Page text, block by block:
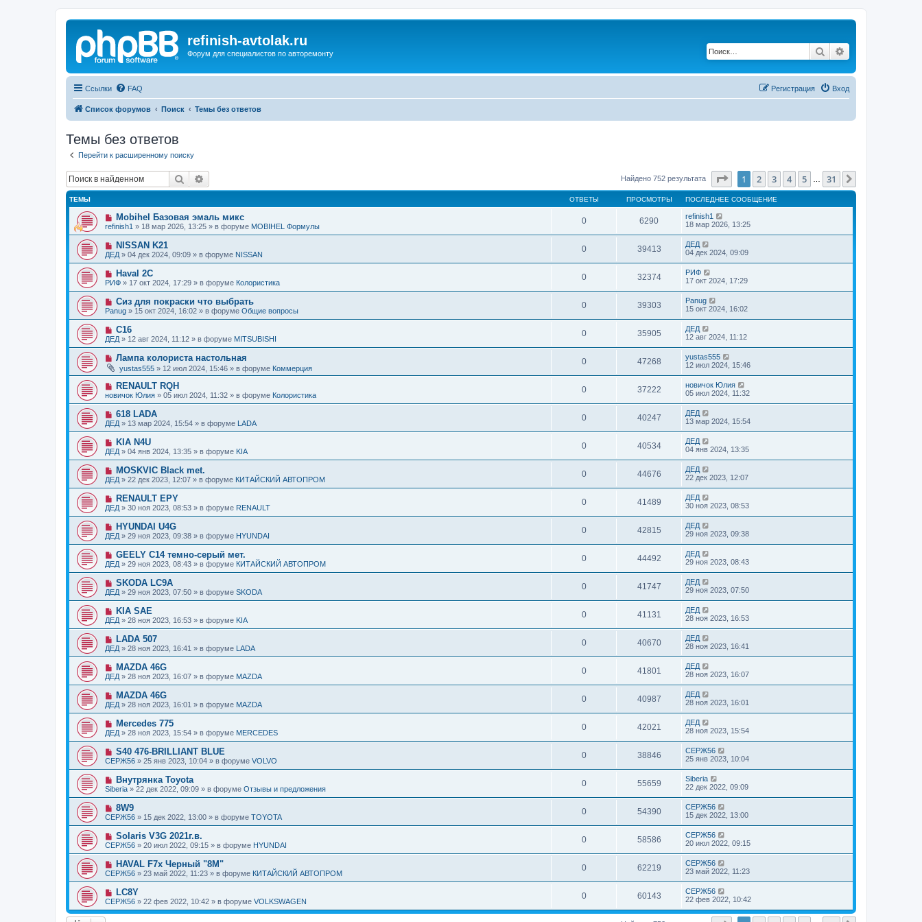
refinish-avtolak.ru
Форум для специалистов по авторемонту Поиск
Ссылки FAQ Вход
Регистрация
Список форумов Поиск Темы без ответов
Темы без ответов
Перейти к расширенному поиску
Поиск Найдено 752 результата Страница1 из 31
1 2 3 4 5 31
ТЕМЫ ОТВЕТЫ ПРОСМОТРЫ ПОСЛЕДНЕЕ СООБЩЕНИЕ
Н
о
в
о
е
с
о
б
щ
е
н
и
е
Mobihel Базовая эмаль микс
refinish1 » 18 мар 2026, 13:25 » в форуме MOBIHEL Формулы
0 6290
refinish1
18 мар 2026, 13:25
Н
о
в
о
е
с
о
о
б
щ
е
н
и
е
NISSAN K21
ДЕД » 04 дек 2024, 09:09 » в форуме NISSAN
0 39413
ДЕД
04 дек 2024, 09:09
Н
о
в
е
с
о
о
б
щ
е
н
и
е
Haval 2C
РИФ » 17 окт 2024, 17:29 » в форуме Колористика
0 32374
РИФ
17 окт 2024, 17:29
Н
о
в
е
с
о
о
б
щ
е
н
и
е
Сиз для покраски что выбрать
Panug » 15 окт 2024, 16:02 » в форуме Общие вопросы
0 39303
Panug
15 окт 2024, 16:02
Н
о
в
е
с
о
б
щ
е
н
и
е
C16
ДЕД » 12 авг 2024, 11:12 » в форуме MITSUBISHI
0 35905
ДЕД
12 авг 2024, 11:12
Н
в
о
е
с
о
о
б
щ
е
н
и
е
Лампа колориста настольная
yustas555 » 12 июл 2024, 15:46 » в форуме Коммерция
0 47268
yustas555
12 июл 2024, 15:46
Н
о
в
е
с
о
б
щ
е
н
и
е
RENAULT RQH
новичок Юлия » 05 июл 2024, 11:32 » в форуме Колористика
0 37222
новичок Юлия
05 июл 2024, 11:32
Н
о
в
о
е
с
о
б
щ
е
н
и
е
618 LADA
ДЕД » 13 мар 2024, 15:54 » в форуме LADA
0 40247
ДЕД
13 мар 2024, 15:54
Н
о
в
о
е
с
о
б
щ
е
н
и
е
KIA N4U
ДЕД » 04 янв 2024, 13:35 » в форуме KIA
0 40534
ДЕД
04 янв 2024, 13:35
Н
о
в
о
е
с
о
б
щ
е
н
и
е
MOSKVIC Black met.
ДЕД » 22 дек 2023, 12:07 » в форуме КИТАЙСКИЙ АВТОПРОМ
0 44676
ДЕД
22 дек 2023, 12:07
Н
о
в
о
е
с
о
о
б
щ
е
н
и
е
RENAULT EPY
ДЕД » 30 ноя 2023, 08:53 » в форуме RENAULT
0 41489
ДЕД
30 ноя 2023, 08:53
Н
о
в
е
с
о
о
б
щ
е
н
и
е
HYUNDAI U4G
ДЕД » 29 ноя 2023, 09:38 » в форуме HYUNDAI
0 42815
ДЕД
29 ноя 2023, 09:38
Н
о
в
о
е
с
о
б
щ
е
н
и
е
GEELY C14 темно-серый мет.
ДЕД » 29 ноя 2023, 08:43 » в форуме КИТАЙСКИЙ АВТОПРОМ
0 44492
ДЕД
29 ноя 2023, 08:43
Н
о
в
о
е
с
о
б
щ
е
н
и
е
SKODA LC9A
ДЕД » 29 ноя 2023, 07:50 » в форуме SKODA
0 41747
ДЕД
29 ноя 2023, 07:50
Н
о
в
о
е
с
о
б
щ
е
н
и
е
KIA SAE
ДЕД » 28 ноя 2023, 16:53 » в форуме KIA
0 41131
ДЕД
28 ноя 2023, 16:53
Н
о
в
о
е
с
о
б
щ
е
н
и
е
LADA 507
ДЕД » 28 ноя 2023, 16:41 » в форуме LADA
0 40670
ДЕД
28 ноя 2023, 16:41
Н
о
в
о
е
с
о
б
щ
е
н
и
е
MAZDA 46G
ДЕД » 28 ноя 2023, 16:07 » в форуме MAZDA
0 41801
ДЕД
28 ноя 2023, 16:07
Н
о
в
о
е
с
о
о
б
щ
е
н
и
е
MAZDA 46G
ДЕД » 28 ноя 2023, 16:01 » в форуме MAZDA
0 40987
ДЕД
28 ноя 2023, 16:01
Н
о
в
о
е
с
о
б
щ
е
н
и
е
Mercedes 775
ДЕД » 28 ноя 2023, 15:54 » в форуме MERCEDES
0 42021
ДЕД
28 ноя 2023, 15:54
Н
о
в
о
е
с
о
о
б
щ
е
н
и
е
S40 476-BRILLIANT BLUE
СЕРЖ56 » 25 янв 2023, 10:04 » в форуме VOLVO
0 38846
СЕРЖ56
25 янв 2023, 10:04
Н
о
в
о
е
с
о
о
б
щ
е
н
и
е
Внутрянка Toyota
Siberia » 22 дек 2022, 09:09 » в форуме Отзывы и предложения
0 55659
Siberia
22 дек 2022, 09:09
Н
о
в
о
е
с
о
б
щ
е
н
и
е
8W9
СЕРЖ56 » 15 дек 2022, 13:00 » в форуме TOYOTA
0 54390
СЕРЖ56
15 дек 2022, 13:00
Н
о
в
о
е
с
о
б
щ
е
Solaris V3G 2021г.в.
СЕРЖ56 » 20 июл 2022, 09:15 » в форуме HYUNDAI
0 58586
СЕРЖ56
20 июл 2022, 09:15
Н
о
в
о
е
с
о
HAVAL F7x Черный "8M"
СЕРЖ56 » 23 май 2022, 11:23 » в форуме КИТАЙСКИЙ АВТОПРОМ
0 62219
СЕРЖ56
23 май 2022, 11:23
Н
о
в
о
LC8Y
СЕРЖ56 » 22 фев 2022, 10:42 » в форуме VOLKSWAGEN
0 60143
СЕРЖ56
22 фев 2022, 10:42